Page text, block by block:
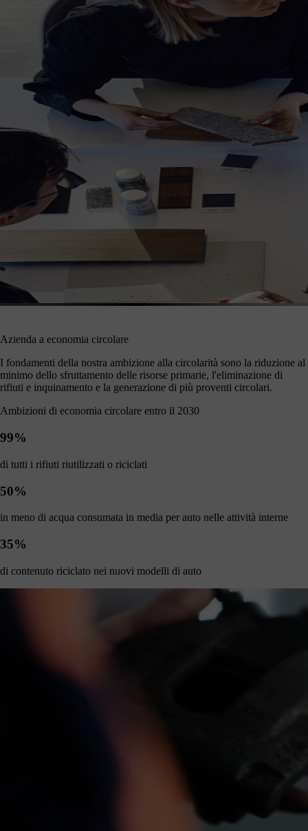
Azienda a economia circolare
I fondamenti della nostra ambizione alla circolarità sono la riduzione al
minimo dello sfruttamento delle risorse primarie, l'eliminazione di
rifiuti e inquinamento e la generazione di più proventi circolari.
Ambizioni di economia circolare entro il 2030
99%
di tutti i rifiuti riutilizzati o riciclati
50%
in meno di acqua consumata in media per auto nelle attività interne
35%
di contenuto riciclato nei nuovi modelli di auto